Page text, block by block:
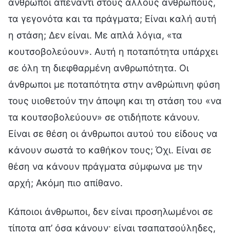
τα γεγονότα και τα πράγματα; Είναι καλή αυτή
η στάση; Δεν είναι. Με απλά λόγια, «τα
κουτσοβολεύουν». Αυτή η ποταπότητα υπάρχει
σε όλη τη διεφθαρμένη ανθρωπότητα. Οι
άνθρωποι με ποταπότητα στην ανθρώπινη φύση
τους υιοθετούν την άποψη και τη στάση του «να
τα κουτσοβολεύουν» σε οτιδήποτε κάνουν.
Είναι σε θέση οι άνθρωποι αυτού του είδους να
κάνουν σωστά το καθήκον τους; Όχι. Είναι σε
θέση να κάνουν πράγματα σύμφωνα με την
αρχή; Ακόμη πιο απίθανο.
Κάποιοι άνθρωποι, δεν είναι προσηλωμένοι σε
τίποτα απ’ όσα κάνουν· είναι τσαπατσούληδες,